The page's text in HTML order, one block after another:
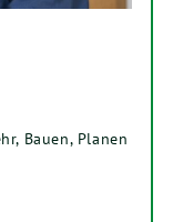
Bauen, Planen